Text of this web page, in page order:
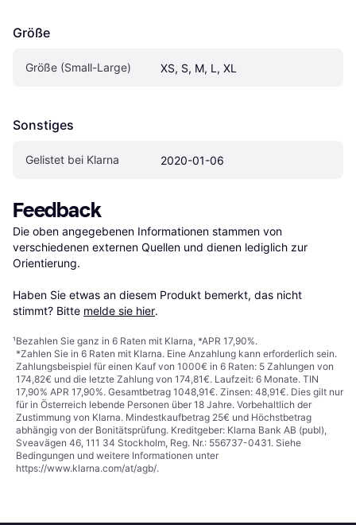
Größe
Größe (Small-Large) XS, S, M, L, XL
Sonstiges
Gelistet bei Klarna 2020-01-06
Feedback
Die oben angegebenen Informationen stammen von
verschiedenen externen Quellen und dienen lediglich zur
Orientierung.
Haben Sie etwas an diesem Produkt bemerkt, das nicht
stimmt? Bitte melde sie hier.
¹Bezahlen Sie ganz in 6 Raten mit Klarna, *APR 17,90%.
*Zahlen Sie in 6 Raten mit Klarna. Eine Anzahlung kann erforderlich sein.
Zahlungsbeispiel für einen Kauf von 1000€ in 6 Raten: 5 Zahlungen von
174,82€ und die letzte Zahlung von 174,81€. Laufzeit: 6 Monate. TIN
17,90% APR 17,90%. Gesamtbetrag 1048,91€. Zinsen: 48,91€. Dies gilt nur
für in Österreich lebende Personen über 18 Jahre. Vorbehaltlich der
Zustimmung von Klarna. Mindestkaufbetrag 25€ und Höchstbetrag
abhängig von der Bonitätsprüfung. Kreditgeber: Klarna Bank AB (publ),
Sveavägen 46, 111 34 Stockholm, Reg. Nr.: 556737-0431. Siehe
Bedingungen und weitere Informationen unter
https://www.klarna.com/at/agb/.